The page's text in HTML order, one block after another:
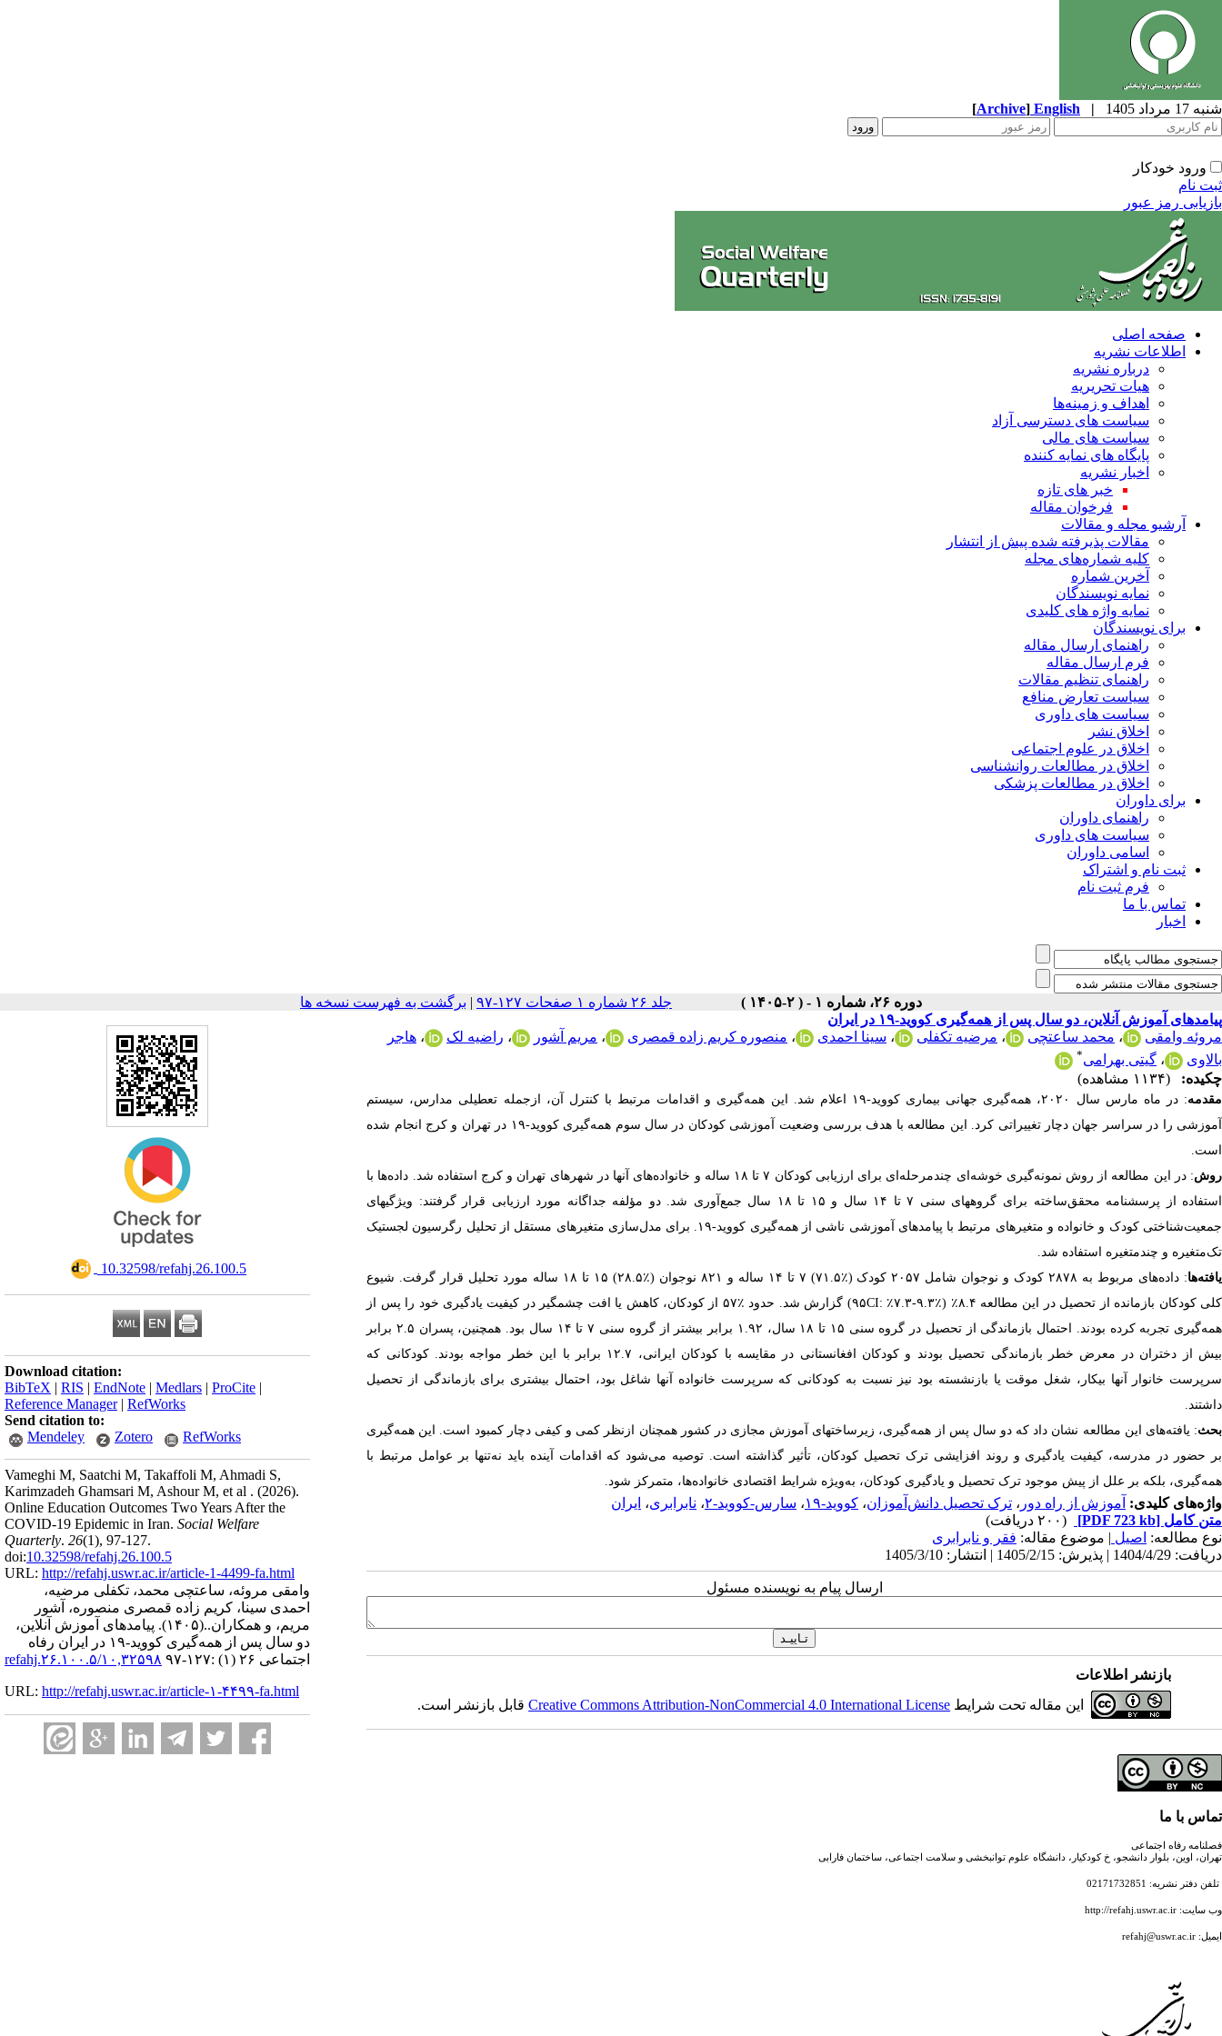
شنبه 17 مرداد 1405 |
English
[Archive]
ورود خودکار
ثبت نام
بازیابی رمز عبور
صفحه اصلی
اطلاعات نشریه
درباره نشریه
هیات تحریریه
اهداف و زمینه‌ها
سیاست های دسترسی آزاد
سیاست های مالی
پایگاه های نمایه کننده
اخبار نشریه
خبر های تازه
فرخوان مقاله
آرشیو مجله و مقالات
مقالات پذیرفته شده پیش از انتشار
کلیه شماره‌های مجله
آخرین شماره
نمایه نویسندگان
نمایه واژه های کلیدی
برای نویسندگان
راهنمای ارسال مقاله
فرم ارسال مقاله
راهنمای تنظیم مقالات
سیاست تعارض منافع
سیاست های داوری
اخلاق نشر
اخلاق در علوم اجتماعی
اخلاق در مطالعات روانشناسی
اخلاق در مطالعات پزشکی
برای داوران
راهنمای داوران
سیاست های داوری
اسامی داوران
ثبت نام و اشتراک
فرم ثبت نام
تماس با ما
اخبار
دوره ۲۶، شماره ۱ - ( ۲-۱۴۰۵ ) جلد ۲۶ شماره ۱ صفحات ۱۲۷-۹۷ | برگشت به فهرست نسخه ها
‎ 10.32598/refahj.26.100.5
Download citation:
BibTeX | RIS | EndNote | Medlars | ProCite |
Reference Manager| RefWorks
Send citation to:
Mendeley
Zotero RefWorks
Vameghi M, Saatchi M, Takaffoli M, Ahmadi S,
Karimzadeh Ghamsari M, Ashour M, et al . (2026).
Online Education Outcomes Two Years After the
COVID-19 Epidemic in Iran. Social Welfare
Quarterly. 26(1), 97-127.
doi:10.32598/refahj.26.100.5
URL: http://refahj.uswr.ac.ir/article-1-4499-fa.html
وامقی مروئه، ساعتچی محمد، تکفلی مرضیه،
احمدی سینا، کریم زاده قمصری منصوره، آشور
مریم، و همکاران..(۱۴۰۵).
پیامدهای آموزش آنلاین،
دو سال پس از همه‌گیری کووید-۱۹ در ایران رفاه
اجتماعی ۲۶ (۱) :۱۲۷-۹۷
۱۰,۳۲۵۹۸/refahj.۲۶.۱۰۰.۵
URL: http://refahj.uswr.ac.ir/article-۱-۴۴۹۹-fa.html
پیامدهای آموزش آنلاین، دو سال پس از همه‌گیری کووید-۱۹ در ایران
مروئه وامقی
، محمد ساعتچی ، مرضیه تکفلی ، سینا احمدی ، منصوره کریم زاده قمصری ، مریم آشور ، راضیه لک ، هاجر
بالاوی
، گیتی بهرامی*
چکیده: (۱۱۳۴ مشاهده)
مقدمه
: در ماه مارس سال ۲۰۲۰، همه‌گیری جهانی بیماری کووید-۱۹ اعلام شد. این همه‌گیری و اقدامات مرتبط با کنترل آن، ازجمله تعطیلی مدارس، سیستم
آموزشی را در سراسر جهان دچار تغییراتی کرد. این مطالعه با هدف بررسی وضعیت آموزشی کودکان در سال سوم همه‌گیری کووید-۱۹ در تهران و کرج انجام شده
است.
روش
: در این مطالعه از روش نمونه‌گیری خوشه‌ای چندمرحله‌ای برای ارزیابی کودکان ۷ تا ۱۸ ساله و خانواده‌های آنها در شهرهای تهران و کرج استفاده شد. داده‌ها با
استفاده از پرسشنامه محقق‌ساخته برای گروههای سنی ۷ تا ۱۴ سال و ۱۵ تا ۱۸ سال جمع‌آوری شد. دو مؤلفه جداگانه مورد ارزیابی قرار گرفتند: ویژگیهای
جمعیت‌شناختی کودک و خانواده و متغیرهای مرتبط با پیامدهای آموزشی ناشی از همه‌گیری کووید-۱۹. برای مدل‌سازی متغیرهای مستقل از تحلیل رگرسیون لجستیک
تک‌متغیره و چندمتغیره استفاده شد.
یافته‌ها
: داده‌های مربوط به ۲۸۷۸ کودک و نوجوان شامل ۲۰۵۷ کودک (٪۷۱.۵) ۷ تا ۱۴ ساله و ۸۲۱ نوجوان (٪۲۸.۵) ۱۵ تا ۱۸ ساله مورد تحلیل قرار گرفت. شیوع
کلی کودکان بازمانده از تحصیل در این مطالعه ۸.۴٪ (٪۹۵CI: ٪۷.۳-۹.۳) گزارش شد. حدود ٪۵۷ از کودکان، کاهش یا افت چشمگیر در کیفیت یادگیری خود را پس از
همه‌گیری تجربه کرده بودند. احتمال بازماندگی از تحصیل در گروه سنی ۱۵ تا ۱۸ سال، ۱.۹۲ برابر بیشتر از گروه سنی ۷ تا ۱۴ سال بود. همچنین، پسران ۲.۵ برابر
بیش از دختران در معرض خطر بازماندگی تحصیل بودند و کودکان افغانستانی در مقایسه با کودکان ایرانی، ۱۲.۷ برابر با این خطر مواجه بودند. کودکانی که
سرپرست خانوار آنها بیکار، شغل موقت یا بازنشسته بود نیز نسبت به کودکانی که سرپرست خانواده آنها شاغل بود، احتمال بیشتری برای بازماندگی از تحصیل
داشتند.
بحث: یافته‌های این مطالعه نشان داد که دو سال پس از همه‌گیری، زیرساختهای آموزش مجازی در کشور همچنان ازنظر کمی و کیفی دچار کمبود است. این همه‌گیری
بر حضور در مدرسه، کیفیت یادگیری و روند افزایشی ترک تحصیل کودکان، تأثیر گذاشته است. توصیه می‌شود که اقدامات آینده باید نه‌تنها بر عوامل مرتبط با
همه‌گیری، بلکه بر علل از پیش موجود ترک تحصیل و یادگیری کودکان، به‌ویژه شرایط اقتصادی خانواده‌ها، متمرکز شود.
واژه‌های کلیدی: آموزش از راه دور ، ترک تحصیل دانش‌آموزان، کووید-۱۹ ، سارس-کووید-۲ ، نابرابری، ایران
متن کامل [PDF 723 kb]
(۲۰۰ دریافت)
نوع مطالعه: اصیل | موضوع مقاله: فقر و نابرابری
دریافت: 1404/4/29 | پذیرش: 1405/2/15 | انتشار: 1405/3/10
ارسال پیام به نویسنده مسئول
بازنشر اطلاعات
این مقاله تحت شرایط Creative Commons Attribution-NonCommercial 4.0 International Licenseقابل بازنشر است.
تماس با ما
فصلنامه رفاه اجتماعی
تهران، اوین، بلوار دانشجو، خ کودکیار، دانشگاه علوم توانبخشی و سلامت اجتماعی، ساختمان فارابی
تلفن دفتر نشریه: 02171732851
وب سایت: http://refahj.uswr.ac.ir
ایمیل: refahj@uswr.ac.ir